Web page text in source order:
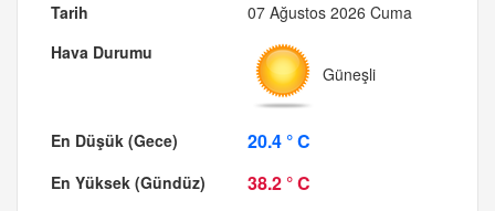
07 Ağustos 2026 Cuma
Güneşli
20.4 ° C
38.2 ° C